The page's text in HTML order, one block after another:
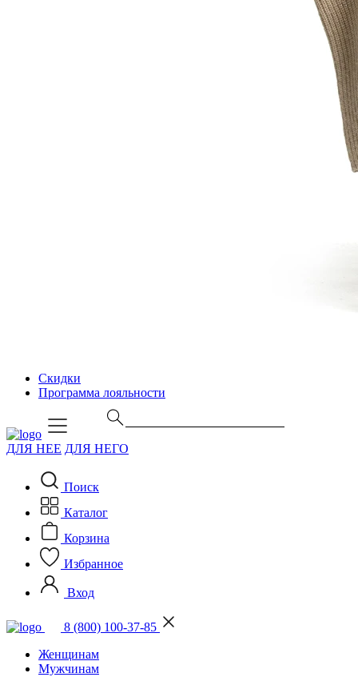
Скидки
Программа лояльности
ДЛЯ НЕЕ ДЛЯ НЕГО
Поиск
Каталог
Корзина
Избранное
Вход
8 (800) 100-37-85
Женщинам
Мужчинам